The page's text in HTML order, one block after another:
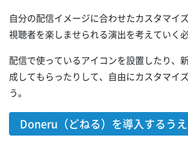
自分の配信イメージに合わせたカスタマイ
視聴者を楽しませられる演出を考えていく
配信で使っているアイコンを設置したり、
成してもらったりして、自由にカスタマイ
う。
Doneru（どねる）を導入するう